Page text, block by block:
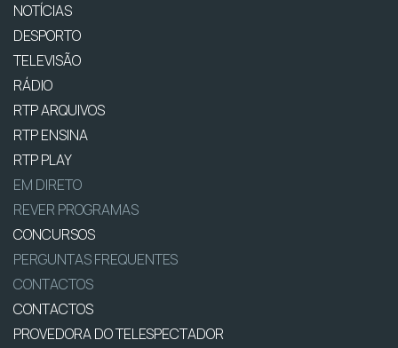
NOTÍCIAS
DESPORTO
TELEVISÃO
RÁDIO
RTP ARQUIVOS
RTP ENSINA
RTP PLAY
EM DIRETO
REVER PROGRAMAS
CONCURSOS
PERGUNTAS FREQUENTES
CONTACTOS
CONTACTOS
PROVEDORA DO TELESPECTADOR